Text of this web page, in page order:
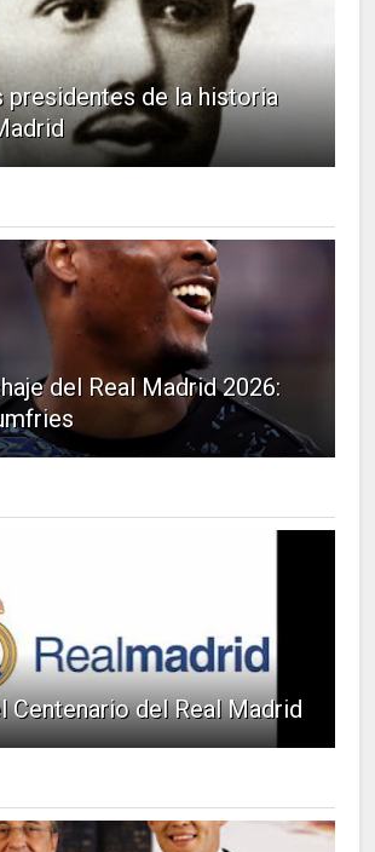
presidentes de la historia
del Real Madrid 2026:
Centenario del Real Madrid